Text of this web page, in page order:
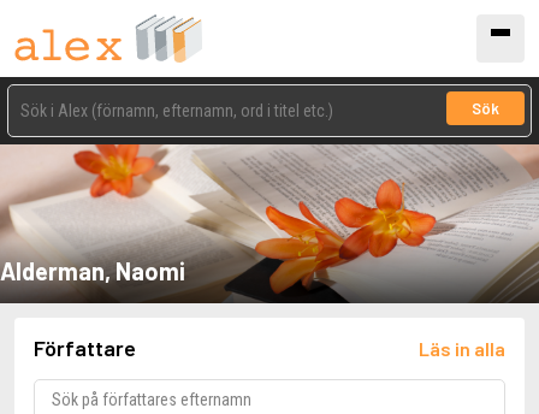
Sök
Alderman, Naomi
Författare Läs in alla